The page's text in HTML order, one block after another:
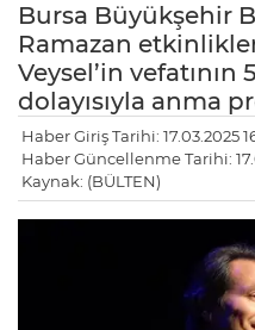
Bursa Büyükşehir
Ramazan
Veysel’in vefatının
dolayısıyla anma
Haber Giriş Tarihi: 17.03.2025
Haber Güncellenme Tarihi:
Kaynak: (BÜLTEN)